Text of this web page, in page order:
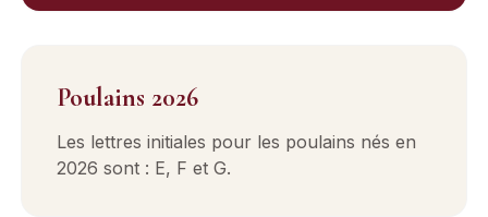
Poulains 2026
Les lettres initiales pour les poulains nés en
2026 sont : E, F et G.